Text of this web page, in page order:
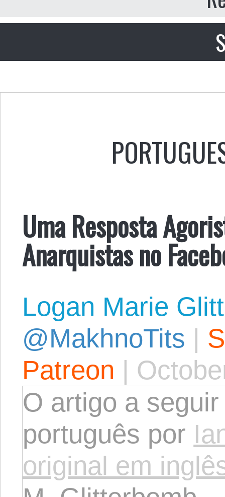
Uma Resposta
Anarquistas no
Logan Marie
@MakhnoTits |
Patreon |
O artigo a
português por
original em